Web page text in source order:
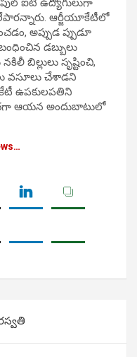
ఐటీ ఉద్యోగులుగా
ఆర్జీయూకేటీలో
అప్పుడ ప్పుడూ
డబ్బులు
బిల్లులు సృష్టించి,
వసూలు చేశాడని
ఉపకులపతిని
ఆయన అందుబాటులో